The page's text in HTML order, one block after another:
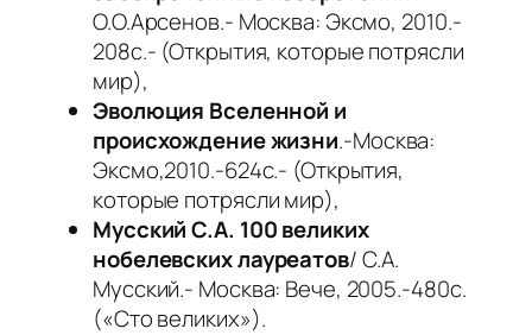
О.О.Арсенов.- Москва: Эксмо, 2010.-
208с.- (Открытия, которые потрясли
мир),
Эволюция Вселенной и
происхождение жизни.-Москва:
Эксмо,2010.-624с.- (Открытия,
которые потрясли мир),
Мусский С.А. 100 великих
нобелевских лауреатов/ С.А.
Мусский.- Москва: Вече, 2005.-480с.
(«Сто великих»).